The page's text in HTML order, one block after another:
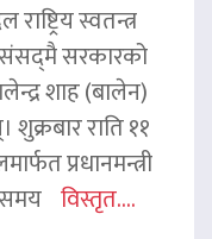
स्वतन्त्र
संसद्‌मै सरकारको
शाह (बालेन)
राति ११
प्रधानमन्त्री
विस्तृत....